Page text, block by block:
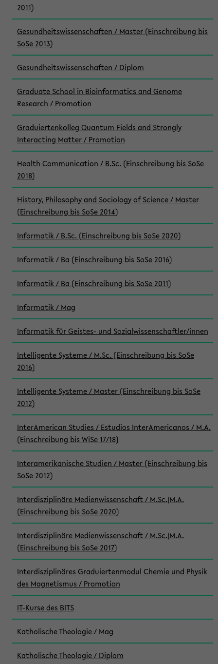
2011)
Gesundheitswissenschaften / Master (Einschreibung bis
SoSe 2013)
Gesundheitswissenschaften / Diplom
Graduate School in Bioinformatics and Genome
Research / Promotion
Graduiertenkolleg Quantum Fields and Strongly
Interacting Matter / Promotion
Health Communication / B.Sc. (Einschreibung bis SoSe
2018)
History, Philosophy and Sociology of Science / Master
(Einschreibung bis SoSe 2014)
Informatik / B.Sc. (Einschreibung bis SoSe 2020)
Informatik / Ba (Einschreibung bis SoSe 2016)
Informatik / Ba (Einschreibung bis SoSe 2011)
Informatik / Mag
Informatik für Geistes- und Sozialwissenschaftler/innen
Intelligente Systeme / M.Sc. (Einschreibung bis SoSe
2016)
Intelligente Systeme / Master (Einschreibung bis SoSe
2012)
InterAmerican Studies / Estudios InterAmericanos / M.A.
(Einschreibung bis WiSe 17/18)
Interamerikanische Studien / Master (Einschreibung bis
SoSe 2012)
Interdisziplinäre Medienwissenschaft / M.Sc.|M.A.
(Einschreibung bis SoSe 2020)
Interdisziplinäre Medienwissenschaft / M.Sc.|M.A.
(Einschreibung bis SoSe 2017)
Interdisziplinäres Graduiertenmodul Chemie und Physik
des Magnetismus / Promotion
IT-Kurse des BITS
Katholische Theologie / Mag
Katholische Theologie / Diplom